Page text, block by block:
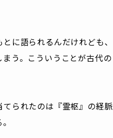
に語られるんだけれども、
う。こういうことが古代の
られたのは『霊枢』の経脈